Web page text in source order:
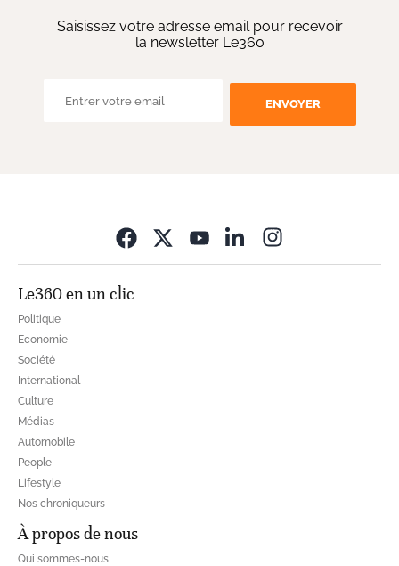
Saisissez votre adresse email pour recevoir
la newsletter Le360
ENVOYER
Le360 en un clic
Politique
Economie
Société
International
Culture
Médias
Automobile
People
Lifestyle
Nos chroniqueurs
À propos de nous
Qui sommes-nous